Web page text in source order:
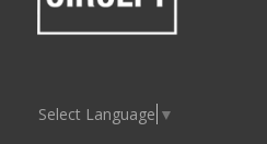
Select Language ▼